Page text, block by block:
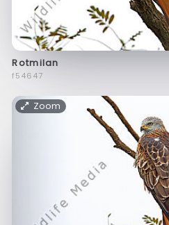
Rotmilan
f54647
Zoom